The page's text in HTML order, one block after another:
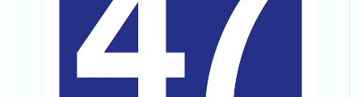
Ладожский мост полностью закроют на два
Музеи Ленобласти обновляют пространства